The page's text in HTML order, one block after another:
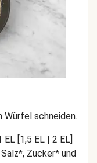
Würfel schneiden.
[1,5 EL | 2 EL]
Zucker* und